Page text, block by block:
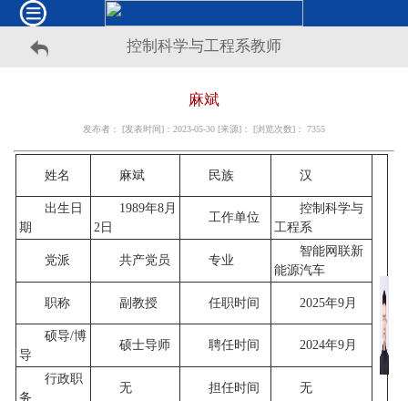
控制科学与工程系教师
麻斌
发布者： [发表时间]：2023-05-30 [来源]： [浏览次数]： 7355
姓名 麻斌 民族 汉
出生日
期
1989年8月
2日
工作单位
控制科学与
工程系
党派 共产党员 专业
智能网联新
能源汽车
职称 副教授 任职时间 2025年9月
硕导/博
导
硕士导师 聘任时间 2024年9月
行政职
务
无 担任时间 无